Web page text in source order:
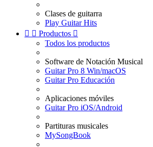
Clases de guitarra
Play Guitar Hits
  Productos 
Todos los productos
Software de Notación Musical
Guitar Pro 8 Win/macOS
Guitar Pro Educación
Aplicaciones móviles
Guitar Pro iOS/Android
Partituras musicales
MySongBook